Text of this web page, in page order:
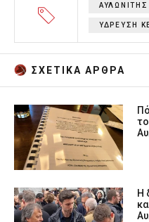
ΑΥΛΩΝΙΤΗΣ
ΥΔΡΕΥΣΗ
ΣΧΕΤΙΚA AΡΘΡΑ
Η